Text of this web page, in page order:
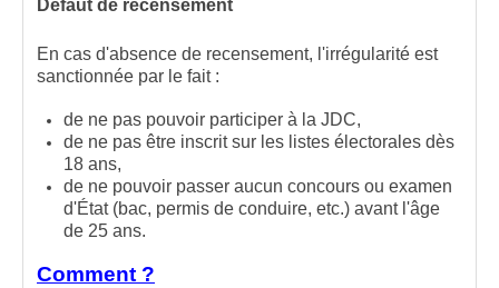
Défaut de recensement
En cas d'absence de recensement, l'irrégularité est
sanctionnée par le fait :
de ne pas pouvoir participer à la JDC,
de ne pas être inscrit sur les listes électorales dès
18 ans,
de ne pouvoir passer aucun concours ou examen
d'État (bac, permis de conduire, etc.) avant l'âge
de 25 ans.
Comment ?